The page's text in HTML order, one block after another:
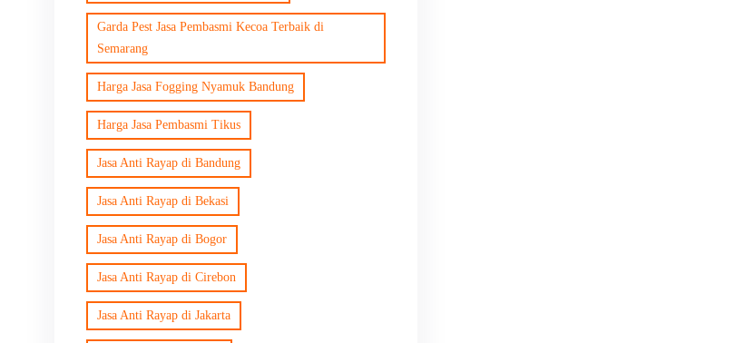
Garda Pest Jasa Pembasmi Kecoa Terbaik di
Semarang
Harga Jasa Fogging Nyamuk Bandung
Harga Jasa Pembasmi Tikus
Jasa Anti Rayap di Bandung
Jasa Anti Rayap di Bekasi
Jasa Anti Rayap di Bogor
Jasa Anti Rayap di Cirebon
Jasa Anti Rayap di Jakarta